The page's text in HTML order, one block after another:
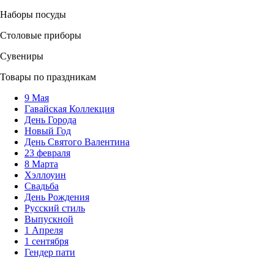
Наборы посуды
Столовые приборы
Сувениры
Товары по праздникам
9 Мая
Гавайская Коллекция
День Города
Новый Год
День Святого Валентина
23 февраля
8 Марта
Хэллоуин
Свадьба
День Рождения
Русский стиль
Выпускной
1 Апреля
1 сентября
Гендер пати